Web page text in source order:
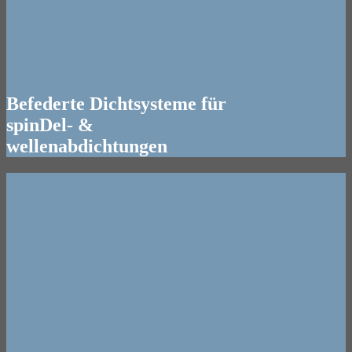
Befederte Dichtsysteme für
spinDel- &
wellenabdichtungen